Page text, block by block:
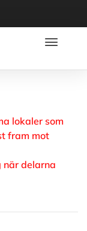
lokaler som
fram mot
när delarna